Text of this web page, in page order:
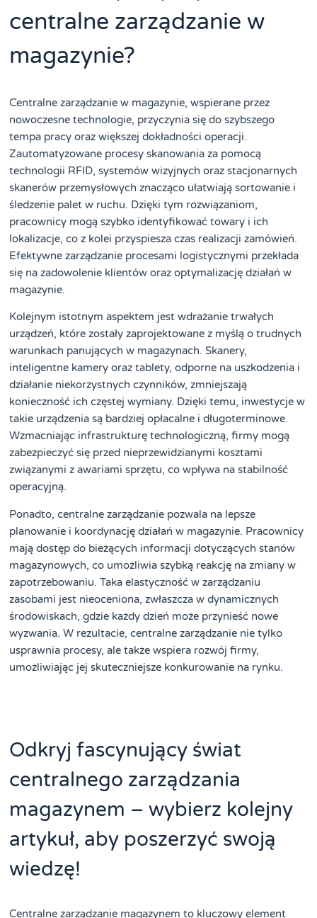
centralne zarządzanie w
magazynie?
Centralne zarządzanie w magazynie, wspierane przez
nowoczesne technologie, przyczynia się do szybszego
tempa pracy oraz większej dokładności operacji.
Zautomatyzowane procesy skanowania za pomocą
technologii RFID, systemów wizyjnych oraz stacjonarnych
skanerów przemysłowych znacząco ułatwiają sortowanie i
śledzenie palet w ruchu. Dzięki tym rozwiązaniom,
pracownicy mogą szybko identyfikować towary i ich
lokalizacje, co z kolei przyspiesza czas realizacji zamówień.
Efektywne zarządzanie procesami logistycznymi przekłada
się na zadowolenie klientów oraz optymalizację działań w
magazynie.
Kolejnym istotnym aspektem jest wdrażanie trwałych
urządzeń, które zostały zaprojektowane z myślą o trudnych
warunkach panujących w magazynach. Skanery,
inteligentne kamery oraz tablety, odporne na uszkodzenia i
działanie niekorzystnych czynników, zmniejszają
konieczność ich częstej wymiany. Dzięki temu, inwestycje w
takie urządzenia są bardziej opłacalne i długoterminowe.
Wzmacniając infrastrukturę technologiczną, firmy mogą
zabezpieczyć się przed nieprzewidzianymi kosztami
związanymi z awariami sprzętu, co wpływa na stabilność
operacyjną.
Ponadto, centralne zarządzanie pozwala na lepsze
planowanie i koordynację działań w magazynie. Pracownicy
mają dostęp do bieżących informacji dotyczących stanów
magazynowych, co umożliwia szybką reakcję na zmiany w
zapotrzebowaniu. Taka elastyczność w zarządzaniu
zasobami jest nieoceniona, zwłaszcza w dynamicznych
środowiskach, gdzie każdy dzień może przynieść nowe
wyzwania. W rezultacie, centralne zarządzanie nie tylko
usprawnia procesy, ale także wspiera rozwój firmy,
umożliwiając jej skuteczniejsze konkurowanie na rynku.
Odkryj fascynujący świat
centralnego zarządzania
magazynem – wybierz kolejny
artykuł, aby poszerzyć swoją
wiedzę!
Centralne zarządzanie magazynem to kluczowy element